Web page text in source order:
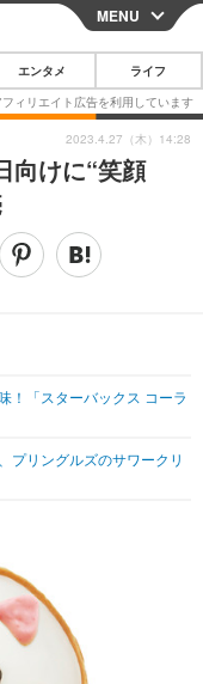
CLOSE
スマートフォン
その他
映画・ドラマ
その他
MENU
エンタメ ライフ
向けに“笑顔
！「スターバックス コーラ
プリングルズのサワークリ
2023.4.27（木）14:28